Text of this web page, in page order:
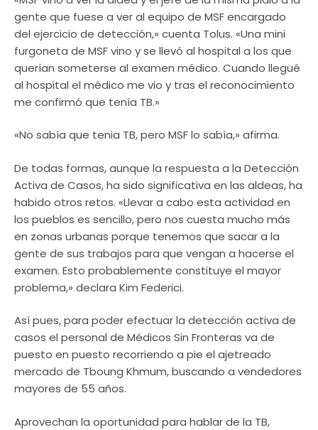
gente que fuese a ver al equipo de MSF encargado
del ejercicio de detección,» cuenta Tolus. «Una mini
furgoneta de MSF vino y se llevó al hospital a los que
querían someterse al examen médico. Cuando llegué
al hospital el médico me vio y tras el reconocimiento
me confirmó que tenía TB.»
«No sabía que tenia TB, pero MSF lo sabía,» afirma.
De todas formas, aunque la respuesta a la Detección
Activa de Casos, ha sido significativa en las aldeas, ha
habido otros retos. «Llevar a cabo esta actividad en
los pueblos es sencillo, pero nos cuesta mucho más
en zonas urbanas porque tenemos que sacar a la
gente de sus trabajos para que vengan a hacerse el
examen. Esto probablemente constituye el mayor
problema,» declara Kim Federici.
Así pues, para poder efectuar la detección activa de
casos el personal de Médicos Sin Fronteras va de
puesto en puesto recorriendo a pie el ajetreado
mercado de Tboung Khmum, buscando a vendedores
mayores de 55 años.
Aprovechan la oportunidad para hablar de la TB,